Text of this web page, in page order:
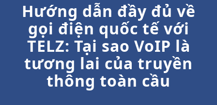
Hướng dẫn đầy đủ về
gọi điện quốc tế với
TELZ: Tại sao VoIP là
tương lai của truyền
thông toàn cầu